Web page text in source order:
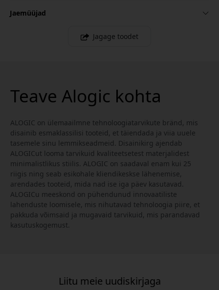
Jaemüüjad
Jagage toodet
Teave Alogic kohta
ALOGIC on ülemaailmne tehnoloogiatarvikute bränd, mis
disainib esmaklassilisi tooteid, et täiendada ja viia uuele
tasemele sinu lemmikseadmeid. Disainikirg ajendab
ALOGICut looma tarvikuid kvaliteetsetest materjalidest
minimalistlikus stiilis. ALOGIC on saadaval enam kui 25
riigis ning seab esikohale kliendikeskse lähenemise,
arendades tooteid, mida nad ise iga päev kasutavad.
ALOGICu meeskond on pühendunud innovaatiliste
lahenduste loomisele, mis nihutavad tehnoloogia piire, et
pakkuda võimsaid ja mugavaid tarvikuid, mis parandavad
kasutuskogemust.
Liitu meie uudiskirjaga